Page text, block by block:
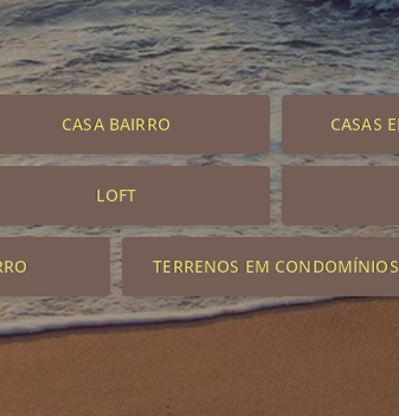
CASA BAIRRO CASAS
LOFT
TERRENOS EM CONDOMÍNIOS